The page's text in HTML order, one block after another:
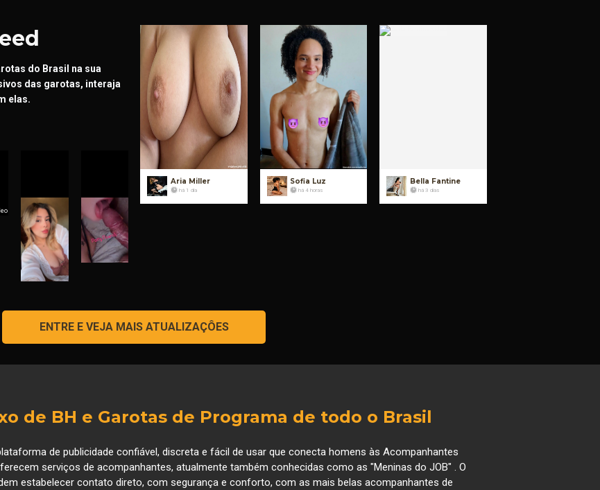
do Brasil na sua
das garotas, interaja
elas.
Aria Miller
há 1 dia
Sofia Luz
há 4 horas
Bella Fantine
há 3 dias
ENTRE E VEJA MAIS ATUALIZAÇÔES
de BH e Garotas de Programa de todo o Brasil
de publicidade confiável, discreta e fácil de usar que conecta homens às Acompanhantes
serviços de acompanhantes, atualmente também conhecidas como as "Meninas do JOB" . O
estabelecer contato direto, com segurança e conforto, com as mais belas acompanhantes de